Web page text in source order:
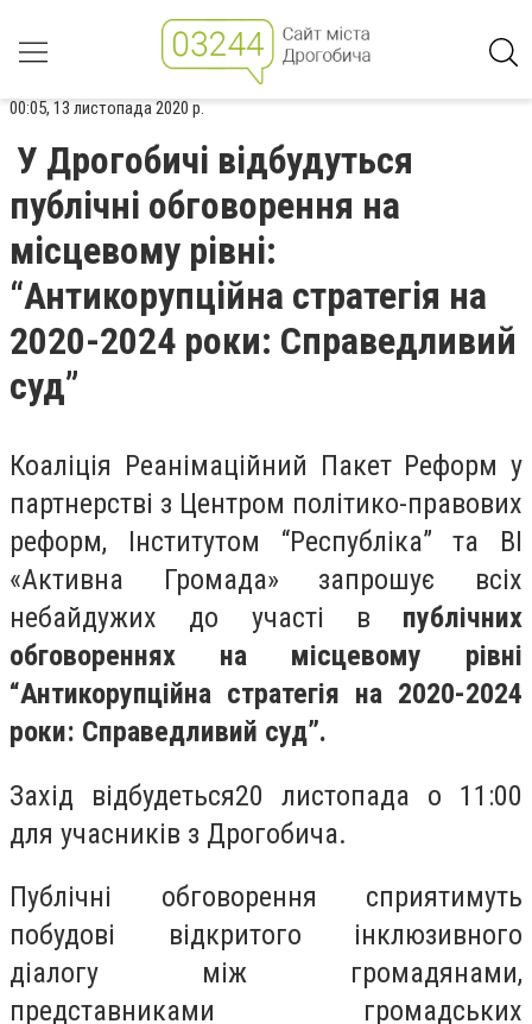
00:05, 13 листопада 2020 р.
У Дрогобичі відбудуться
публічні обговорення на
місцевому рівні:
“Антикорупційна стратегія на
2020-2024 роки: Справедливий
суд”
Коаліція Реанімаційний Пакет Реформ у
партнерстві з Центром політико-правових
реформ, Інститутом “Республіка” та ВІ
«Активна Громада» запрошує всіх
небайдужих до участі в публічних
обговореннях на місцевому рівні
“Антикорупційна стратегія на 2020-2024
роки: Справедливий суд”.
Захід відбудеться20 листопада о 11:00
для учасників з Дрогобича.
Публічні обговорення сприятимуть
побудові відкритого інклюзивного
діалогу між громадянами,
представниками громадських